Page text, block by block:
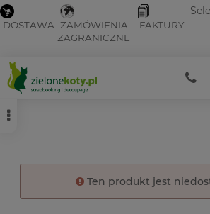
DOSTAWA ZAMÓWIENIA
ZAGRANICZNE
FAKTURY
Ten produkt jest